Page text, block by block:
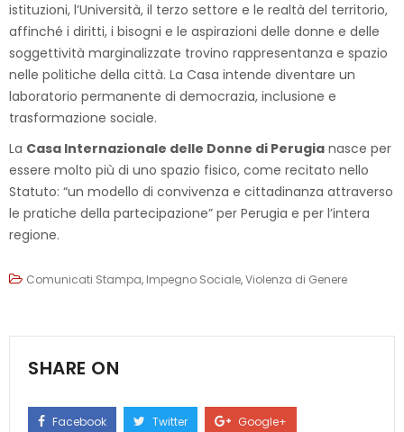
istituzioni, l’Università, il terzo settore e le realtà del territorio,
affinché i diritti, i bisogni e le aspirazioni delle donne e delle
soggettività marginalizzate trovino rappresentanza e spazio
nelle politiche della città. La Casa intende diventare un
laboratorio permanente di democrazia, inclusione e
trasformazione sociale.
La Casa Internazionale delle Donne di Perugia nasce per
essere molto più di uno spazio fisico, come recitato nello
Statuto: “un modello di convivenza e cittadinanza attraverso
le pratiche della partecipazione” per Perugia e per l’intera
regione.
Comunicati Stampa, Impegno Sociale,Violenza di Genere
SHARE ON
Facebook Twitter Google+